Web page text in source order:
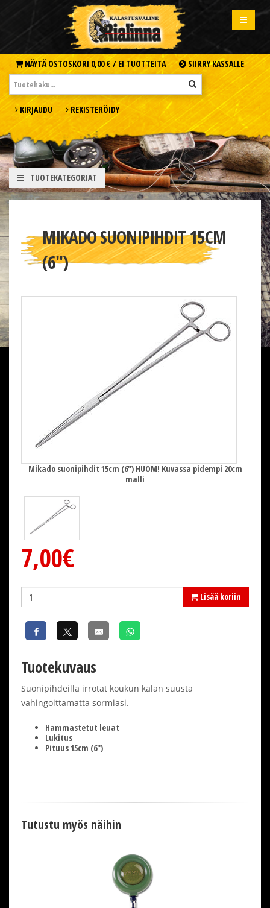
NÄYTÄ OSTOSKORI 0,00 € / EI TUOTTEITA SIIRRY KASSALLE
KIRJAUDU REKISTERÖIDY
TUOTEKATEGORIAT
MIKADO SUONIPIHDIT 15CM
(6'')
Mikado suonipihdit 15cm (6'') HUOM! Kuvassa pidempi 20cm
malli
7,00€
Lisää koriin
Tuotekuvaus
Suonipihdeillä irrotat koukun kalan suusta
vahingoittamatta sormiasi.
Hammastetut leuat
Lukitus
Pituus 15cm (6'')
Tutustu myös näihin